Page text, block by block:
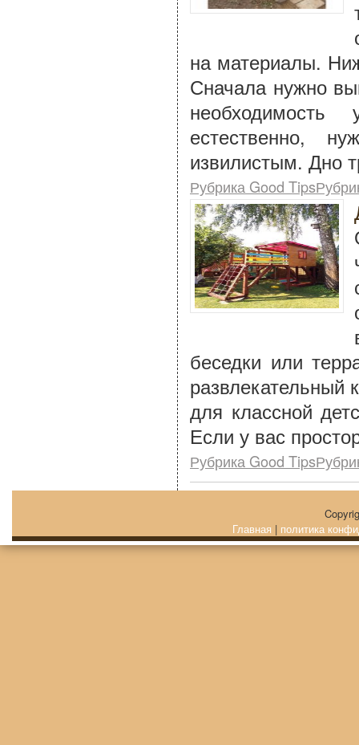
на материалы.
Сначала нужно
естественно,
извилистым. Дно
Рубрика Good
беседки или
развлекательный
для классной
Если у вас
Рубрика Good
Главная | политика